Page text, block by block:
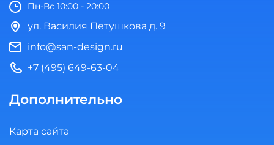
Пн-Вс 10:00 - 20:00
ул. Василия Петушкова д. 9
info@san-design.ru
+7 (495) 649-63-04
Дополнительно
Карта сайта